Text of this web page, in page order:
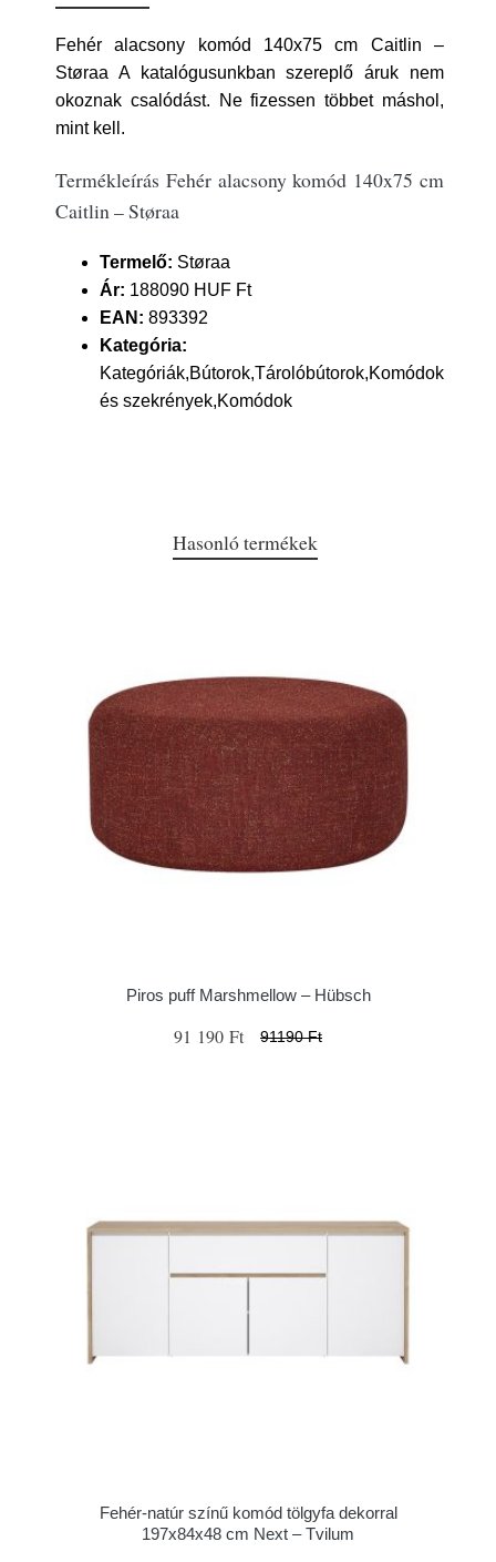
Fehér alacsony komód 140x75 cm Caitlin –
Støraa A katalógusunkban szereplő áruk nem
okoznak csalódást. Ne fizessen többet máshol,
mint kell.
Termékleírás Fehér alacsony komód 140x75 cm
Caitlin – Støraa
Termelő: Støraa
Ár: 188090 HUF Ft
EAN: 893392
Kategória:
Kategóriák,Bútorok,Tárolóbútorok,Komódok
és szekrények,Komódok
Hasonló termékek
Piros puff Marshmellow – Hübsch
91 190 Ft 91190 Ft
Fehér-natúr színű komód tölgyfa dekorral
197x84x48 cm Next – Tvilum